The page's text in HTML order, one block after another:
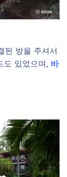
된 방을 주셔서
도 있었으며, 바